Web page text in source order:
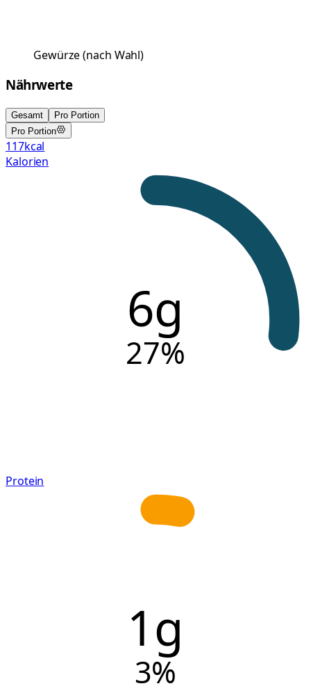
Gewürze(nach Wahl)
Nährwerte
Gesamt
Pro Portion
Pro Portion
117kcal
Kalorien
6g
27%
Protein
1g
3%